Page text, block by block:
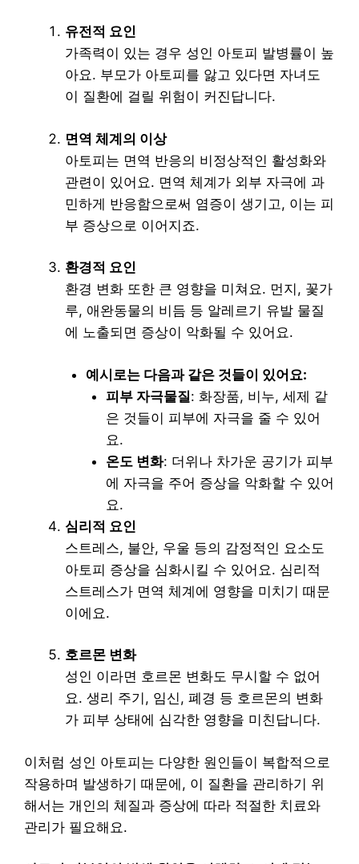
유전적 요인
가족력이 있는 경우 성인 아토피 발병률이 높
아요. 부모가 아토피를 앓고 있다면 자녀도
이 질환에 걸릴 위험이 커진답니다.
면역 체계의 이상
아토피는 면역 반응의 비정상적인 활성화와
관련이 있어요. 면역 체계가 외부 자극에 과
민하게 반응함으로써 염증이 생기고, 이는 피
부 증상으로 이어지죠.
환경적 요인
환경 변화 또한 큰 영향을 미쳐요. 먼지, 꽃가
루, 애완동물의 비듬 등 알레르기 유발 물질
에 노출되면 증상이 악화될 수 있어요.
예시로는 다음과 같은 것들이 있어요:
피부 자극물질: 화장품, 비누, 세제 같
은 것들이 피부에 자극을 줄 수 있어
요.
온도 변화: 더위나 차가운 공기가 피부
에 자극을 주어 증상을 악화할 수 있어
요.
심리적 요인
스트레스, 불안, 우울 등의 감정적인 요소도
아토피 증상을 심화시킬 수 있어요. 심리적
스트레스가 면역 체계에 영향을 미치기 때문
이에요.
호르몬 변화
성인 이라면 호르몬 변화도 무시할 수 없어
요. 생리 주기, 임신, 폐경 등 호르몬의 변화
가 피부 상태에 심각한 영향을 미친답니다.
이처럼 성인 아토피는 다양한 원인들이 복합적으로
작용하며 발생하기 때문에, 이 질환을 관리하기 위
해서는 개인의 체질과 증상에 따라 적절한 치료와
관리가 필요해요.